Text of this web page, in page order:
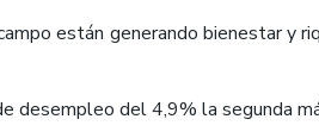
están generando bienestar y
desempleo del 4,9% la segunda